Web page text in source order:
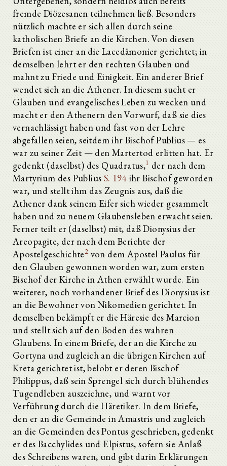
fremde Diözesanen teilnehmen ließ. Besonders
nützlich machte er sich allen durch seine
katholischen Briefe an die Kirchen. Von diesen
Briefen ist einer an die Lacedämonier gerichtet; in
demselben lehrt er den rechten Glauben und
mahnt zu Friede und Einigkeit. Ein anderer Brief
wendet sich an die Athener. In diesem sucht er
Glauben und evangelisches Leben zu wecken und
macht er den Athenern den Vorwurf, daß sie dies
vernachlässigt haben und fast von der Lehre
abgefallen seien, seitdem ihr Bischof Publius — es
war zu seiner Zeit — den Martertod erlitten hat. Er
gedenkt (daselbst) des Quadratus,1 der nach dem
Martyrium des Publius S. 194 ihr Bischof geworden
war, und stellt ihm das Zeugnis aus, daß die
Athener dank seinem Eifer sich wieder gesammelt
haben und zu neuem Glaubensleben erwacht seien.
Ferner teilt er (daselbst) mit, daß Dionysius der
Areopagite, der nach dem Berichte der
Apostelgeschichte2 von dem Apostel Paulus für
den Glauben gewonnen worden war, zum ersten
Bischof der Kirche in Athen erwählt wurde. Ein
weiterer, noch vorhandener Brief des Dionysius ist
an die Bewohner von Nikomedien gerichtet. In
demselben bekämpft er die Häresie des Marcion
und stellt sich auf den Boden des wahren
Glaubens. In einem Briefe, der an die Kirche zu
Gortyna und zugleich an die übrigen Kirchen auf
Kreta gerichtet ist, belobt er deren Bischof
Philippus, daß sein Sprengel sich durch blühendes
Tugendleben auszeichne, und warnt vor
Verführung durch die Häretiker. In dem Briefe,
den er an die Gemeinde in Amastris und zugleich
an die Gemeinden des Pontus geschrieben, gedenkt
er des Bacchylides und Elpistus, sofern sie Anlaß
des Schreibens waren, und gibt darin Erklärungen